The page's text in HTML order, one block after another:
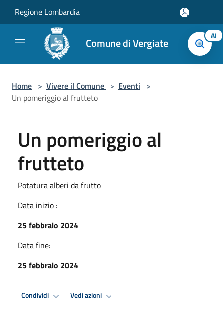
Regione Lombardia
Comune di Vergiate AI
Home > Vivere il Comune > Eventi >
Un pomeriggio al frutteto
Un pomeriggio al
frutteto
Potatura alberi da frutto
Data inizio :
25 febbraio 2024
Data fine:
25 febbraio 2024
Condividi Vedi azioni